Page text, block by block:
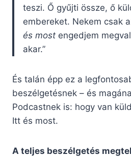
teszi. Ő gyűjti össze, ő
embereket. Nekem csak
és most engedjem
akar.”
És talán épp ez a
beszélgetésnek – és
Podcastnek is: hogy van
Itt és most.
A teljes beszélgetés